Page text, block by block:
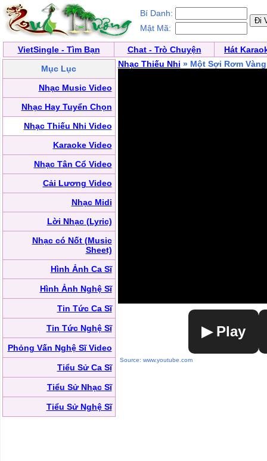
Bí Danh:
Mật Mã:
VietSingle - Tìm Bạn Chat - Trò Chuyện
Hát
Mục Lục
Nhạc Music Video
Nhạc Hay Tuyển Chọn
Nhạc Thiếu Nhi Video
Karaoke Video
Nhạc Tân Cổ Video
Cải Lương Video
Nhạc Midi
Lời Nhạc (Lyric)
Nhạc có Nốt (Music
Sheet)
Hình Ảnh Ca Sĩ
Hình Ảnh Nghệ Sĩ
Tin Tức Ca Sĩ
Tin Tức Nghệ Sĩ
Phỏng Vấn Nghệ Sĩ Video
Tiểu Sử Ca Sĩ
Tiểu Sử Nhạc Sĩ
Tiểu Sử Nghệ Sĩ
Nhạc Thiếu Nhi » Một Sợi Rơm
▶ Play
Source: www.youtube.com